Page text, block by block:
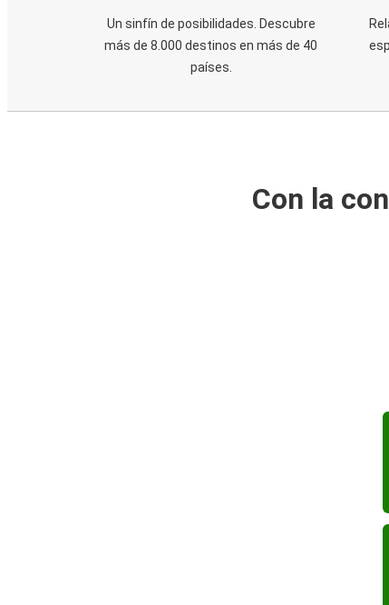
Un sinfín de posibilidades. Descubre
más de 8.000 destinos en más de 40
países.
Con la